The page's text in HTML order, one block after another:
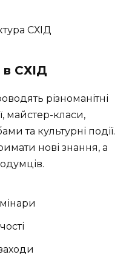
в СХІД
різноманітні
майстер-класи,
та культурні події.
нові знання, а